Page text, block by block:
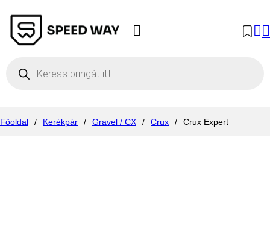
Főoldal / Kerékpár / Gravel / CX / Crux / Crux Expert